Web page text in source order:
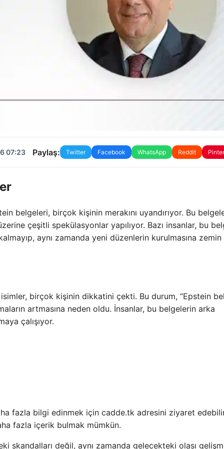
07:23 Paylaş: Twitter Facebook WhatsApp Reddit
belgeleri, birçok kişinin merakını uyandırıyor. Bu
çeşitli spekülasyonlar yapılıyor. Bazı insanlar, bu
aynı zamanda yeni düzenlerin kurulmasına zemin
birçok kişinin dikkatini çekti. Bu durum, “Epstein
artmasına neden oldu. İnsanlar, bu belgelerin arka
çalışıyor.
fazla bilgi edinmek için cadde.tk adresini ziyaret
fazla içerik bulmak mümkün.
skandalları değil, aynı zamanda gelecekteki olası